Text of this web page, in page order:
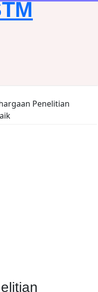
Penelitian